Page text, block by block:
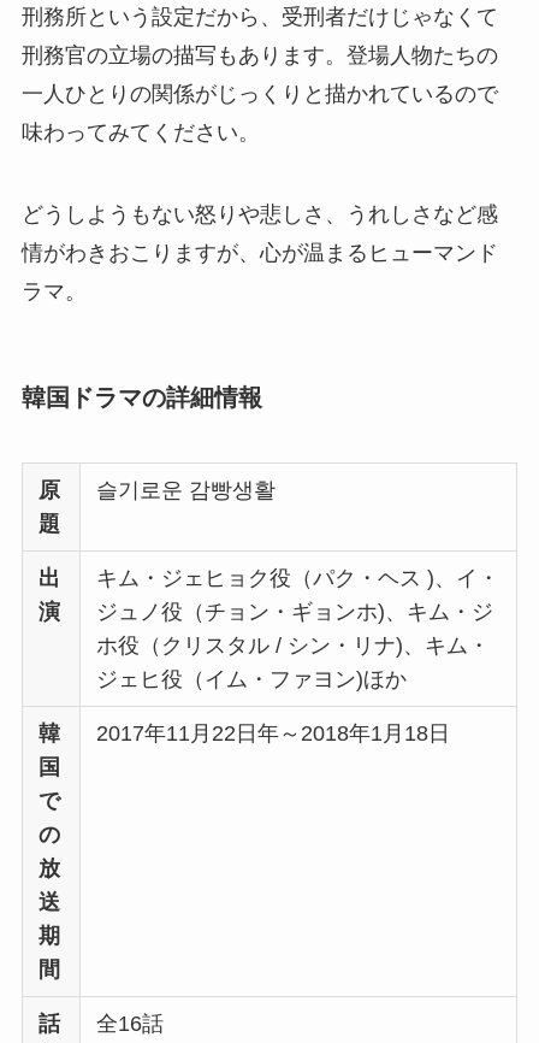
刑務所という設定だから、受刑者だけじゃなくて
刑務官の立場の描写もあります。登場人物たちの
一人ひとりの関係がじっくりと描かれているので
味わってみてください。
どうしようもない怒りや悲しさ、うれしさなど感
情がわきおこりますが、心が温まるヒューマンド
ラマ。
韓国ドラマの詳細情報
原
題
슬기로운 감빵생활
出
演
キム・ジェヒョク役（パク・ヘス )、イ・
ジュノ役（チョン・ギョンホ)、キム・ジ
ホ役（クリスタル / シン・リナ)、キム・
ジェヒ役（イム・ファヨン)ほか
韓
国
で
の
放
送
期
間
2017年11月22日年～2018年1月18日
話
全16話